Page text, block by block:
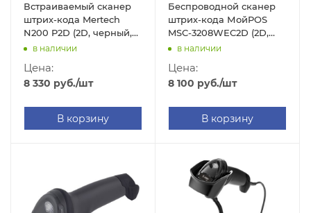
Встраиваемый сканер
штрих-кода Mertech
N200 P2D (2D, черный,
без подставки Cradle,
в наличии
Цена:
8 330 руб./шт
В корзину
Беспроводной сканер
штрих-кода МойPOS
MSC-3208WEC2D (2D,
черный, с подставкой
в наличии
Цена:
8 100 руб./шт
В корзину